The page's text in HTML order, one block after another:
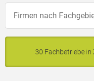
30 Fachbetriebe in